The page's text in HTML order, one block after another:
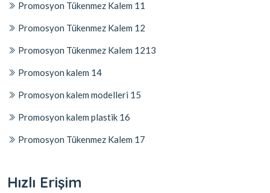
Promosyon Tükenmez Kalem 11
Promosyon Tükenmez Kalem 12
Promosyon Tükenmez Kalem 1213
Promosyon kalem 14
Promosyon kalem modelleri 15
Promosyon kalem plastik 16
Promosyon Tükenmez Kalem 17
Hızlı Erişim